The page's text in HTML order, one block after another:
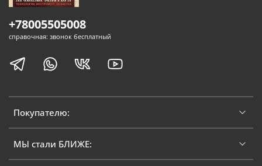
Покупателю:
МЫ стали БЛИЖЕ:
+78005505008
справочная: звонок бесплатный